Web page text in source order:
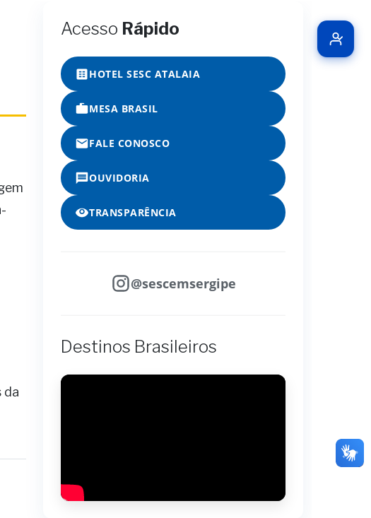
da
Acesso Rápido
HOTEL SESC ATALAIA
MESA BRASIL
FALE CONOSCO
OUVIDORIA
TRANSPARÊNCIA
@sescemsergipe
Destinos Brasileiros